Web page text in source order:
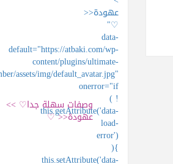
عهودة<<
♡"
data-
default="https://atbaki.com/wp-
content/plugins/ultimate-
assets/img/default_avatar.jpg"
onerror="if
( !
this.getAttribute('data-
load-
error')
){
this.setAttribute('data-
وصفات سهلة جدا♡ >>
عهودة<< ♡